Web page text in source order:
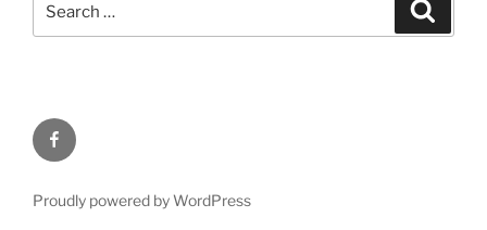
for:
Facebook
Proudly powered by WordPress